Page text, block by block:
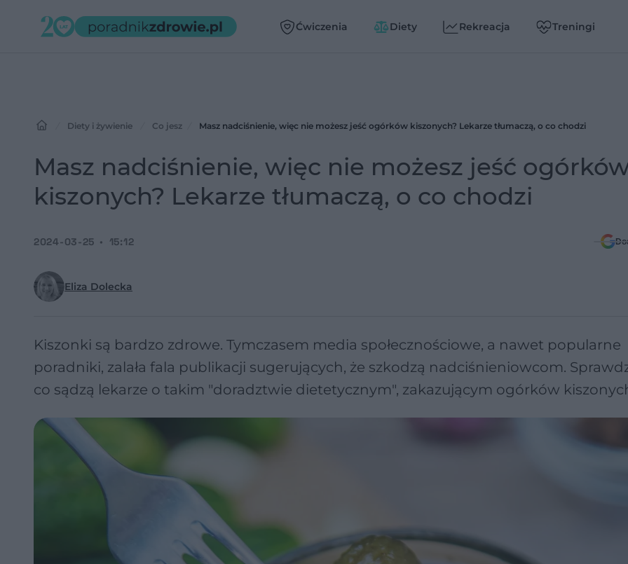
Ćwiczenia Diety Rekreacja Treningi
Diety i żywienie Co jesz Masz nadciśnienie, więc nie możesz jeść ogórków kiszonych? Lekarze tłumaczą, o co chodzi
Masz nadciśnienie, więc nie możesz jeść
kiszonych? Lekarze tłumaczą, o co chodzi
Eliza Dolecka
2024-03-25 15:12
Kiszonki są bardzo zdrowe. Tymczasem media społecznościowe, a nawet popularne
poradniki, zalała fala publikacji sugerujących, że szkodzą nadciśnieniowcom.
co sądzą lekarze o takim "doradztwie dietetycznym", zakazującym ogórków